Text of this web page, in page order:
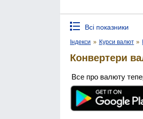
Всі показники
Індекси » Курси валют »
Конвертери
Все про валюту